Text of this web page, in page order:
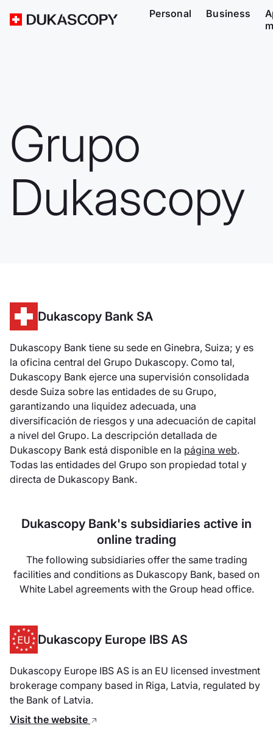
Personal Business
Grupo
Dukascopy
Dukascopy Bank SA
Dukascopy Bank tiene su sede en Ginebra, Suiza; y es
la oficina central del Grupo Dukascopy. Como tal,
Dukascopy Bank ejerce una supervisión consolidada
desde Suiza sobre las entidades de su Grupo,
garantizando una liquidez adecuada, una
diversificación de riesgos y una adecuación de capital
a nivel del Grupo. La descripción detallada de
Dukascopy Bank está disponible en la página web.
Todas las entidades del Grupo son propiedad total y
directa de Dukascopy Bank.
Dukascopy Bank's subsidiaries active in
online trading
The following subsidiaries offer the same trading
facilities and conditions as Dukascopy Bank, based on
White Label agreements with the Group head office.
Dukascopy Europe IBS AS
Dukascopy Europe IBS AS is an EU licensed investment
brokerage company based in Riga, Latvia, regulated by
the Bank of Latvia.
Visit the website